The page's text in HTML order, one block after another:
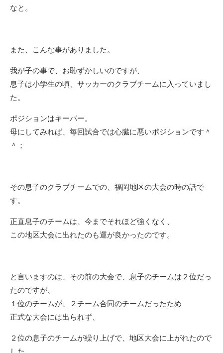
なと。
また、こんな事がありました。
我が子の事で、お恥ずかしいのですが、
息子は小学生の頃、サッカーのクラブチームに入っていまし
た。
ポジションはキーパー。
母にしてみれば、毎回試合では心臓に悪いポジションです＾
＾；
その息子のクラブチームでの、福岡地区の大会の時の話で
す。
正直息子のチームは、今までそれほど強くなく、
この地区大会に出れたのも運が良かったのです。
と言いますのは、その前の大会で、息子のチームは２位だっ
たのですが、
１位のチームが、２チーム合同のチームだったため
正式な大会には出られず、
２位の息子のチームが繰り上げで、地区大会に上がれたので
した。